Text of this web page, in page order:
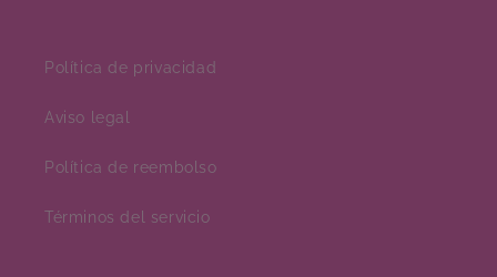
Política de privacidad
Aviso legal
Política de reembolso
Términos del servicio